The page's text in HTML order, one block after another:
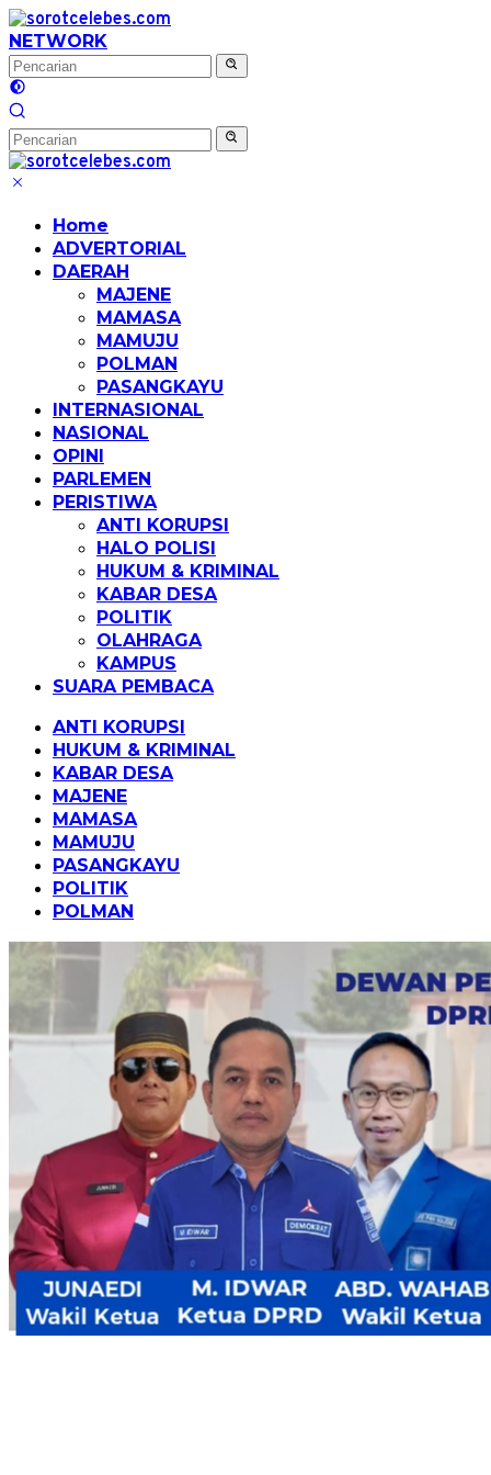
Langsung
ke
konten
NETWORK
Home
ADVERTORIAL
DAERAH
MAJENE
MAMASA
MAMUJU
POLMAN
PASANGKAYU
INTERNASIONAL
NASIONAL
OPINI
PARLEMEN
PERISTIWA
ANTI KORUPSI
HALO POLISI
HUKUM & KRIMINAL
KABAR DESA
POLITIK
OLAHRAGA
KAMPUS
SUARA PEMBACA
ANTI KORUPSI
HUKUM & KRIMINAL
KABAR DESA
MAJENE
MAMASA
MAMUJU
PASANGKAYU
POLITIK
POLMAN